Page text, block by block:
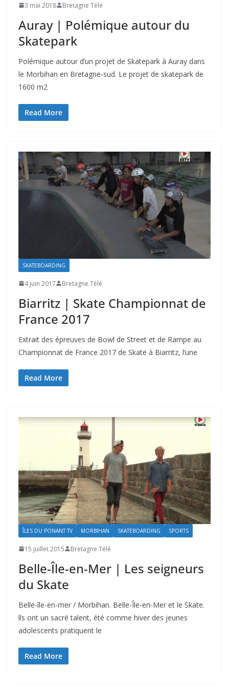
3 mai 2018 Bretagne Télé
Auray | Polémique autour du
Skatepark
Polémique autour d’un projet de Skatepark à Auray dans
le Morbihan en Bretagne-sud. Le projet de skatepark de
1600 m2
Read More
SKATEBOARDING
4 juin 2017 Bretagne Télé
Biarritz | Skate Championnat de
France 2017
Extrait des épreuves de Bowl de Street et de Rampe au
Championnat de France 2017 de Skate à Biarritz, l’une
Read More
ÎLES DU PONANT TV MORBIHAN SKATEBOARDING SPORTS
15 juillet 2015 Bretagne Télé
Belle-Île-en-Mer | Les seigneurs
du Skate
Belle-île-en-mer / Morbihan. Belle-Île-en-Mer et le Skate.
lls ont un sacré talent, été comme hiver des jeunes
adolescents pratiquent le
Read More